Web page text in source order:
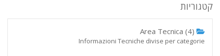
קטגוריות
Informazioni Tecniche divise per categorie